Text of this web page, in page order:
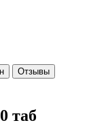
Отзывы
таб